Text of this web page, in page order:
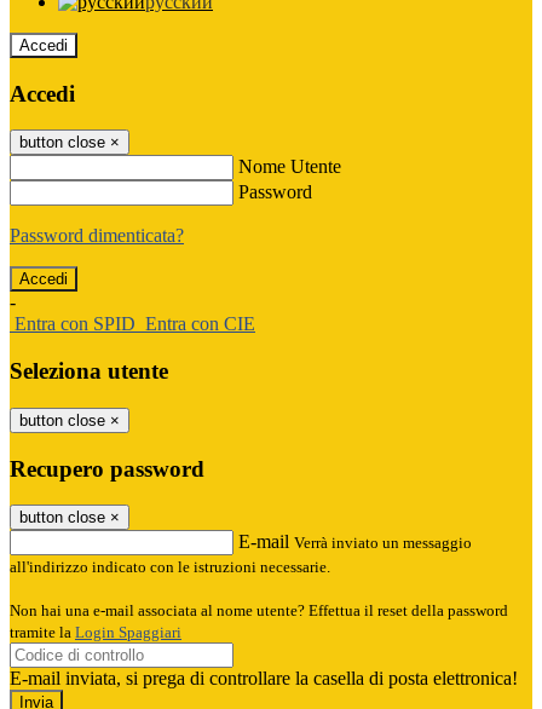
Accedi
Accedi
button close ×
Nome Utente
Password
Password dimenticata?
-
Entra con SPID Entra con CIE
Seleziona utente
button close ×
Recupero password
button close ×
E-mail Verrà inviato un messaggio
all'indirizzo indicato con le istruzioni necessarie.
Non hai una e-mail associata al nome utente? Effettua il reset della password
tramite la Login Spaggiari
E-mail inviata, si prega di controllare la casella di posta elettronica!